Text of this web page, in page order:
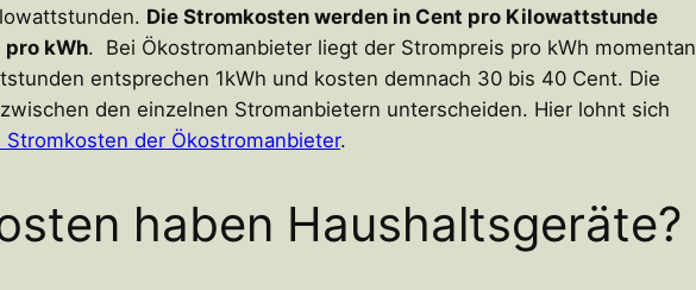
Die Stromkosten werden in Cent pro Kilowattstunde
pro kWh. Bei Ökostromanbieter liegt der Strompreis pro kWh momentan
entsprechen 1kWh und kosten demnach 30 bis 40 Cent. Die
den einzelnen Stromanbietern unterscheiden. Hier lohnt sich
Stromkosten der Ökostromanbieter.
haben Haushaltsgeräte?